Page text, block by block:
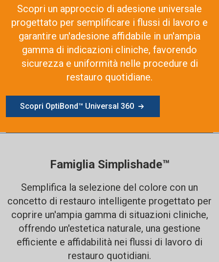
Scopri un approccio di adesione universale
progettato per semplificare i flussi di lavoro e
garantire un'adesione affidabile in un'ampia
gamma di indicazioni cliniche, favorendo
sicurezza e uniformità nelle procedure di
restauro quotidiane.
Scopri OptiBond™ Universal 360
Famiglia Simplishade™
Semplifica la selezione del colore con un
concetto di restauro intelligente progettato per
coprire un'ampia gamma di situazioni cliniche,
offrendo un'estetica naturale, una gestione
efficiente e affidabilità nei flussi di lavoro di
restauro quotidiani.